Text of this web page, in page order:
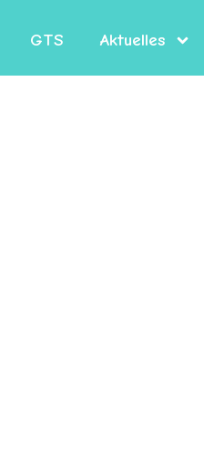
GTS Aktuelles